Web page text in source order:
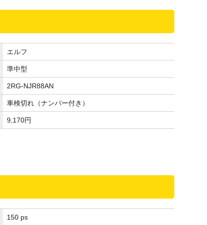
エルフ
準中型
2RG-NJR88AN
車検切れ（ナンバー付き）
9,170円
150 ps